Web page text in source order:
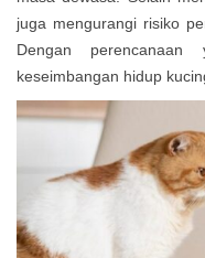
juga mengurangi risiko
Dengan
keseimbangan hidup